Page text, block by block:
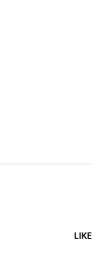
LIKE